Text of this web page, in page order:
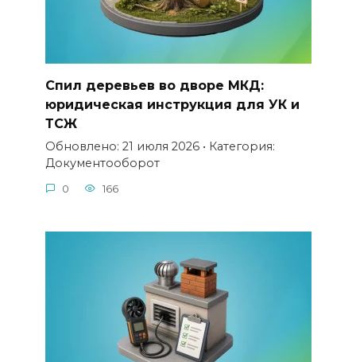
Спил деревьев во дворе МКД:
юридическая инструкция для УК и
ТСЖ
Обновлено: 21 июля 2026 • Категория:
Документооборот
0 166